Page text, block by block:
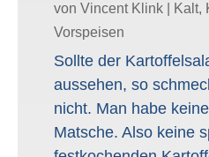
von Vincent Klink| Kalt,
Vorspeisen
Sollte der
aussehen, so
nicht. Man habe
Matsche. Also keine